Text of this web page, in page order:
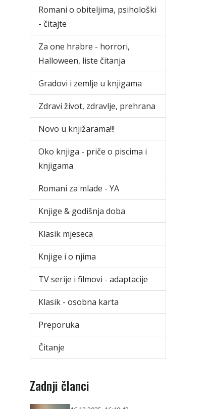
Romani o obiteljima, psihološki
- čitajte
Za one hrabre - horrori,
Halloween, liste čitanja
Gradovi i zemlje u knjigama
Zdravi život, zdravlje, prehrana
Novo u knjižarama!!!
Oko knjiga - priče o piscima i
knjigama
Romani za mlade - YA
Knjige & godišnja doba
Klasik mjeseca
Knjige i o njima
TV serije i filmovi - adaptacije
Klasik - osobna karta
Preporuka
Čitanje
Zadnji članci